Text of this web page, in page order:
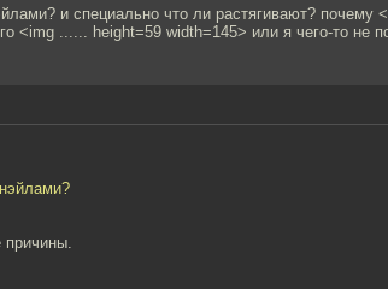
и специально что ли растягивают? почему
<img ...... height=59 width=145> или я чего-то не
причины.